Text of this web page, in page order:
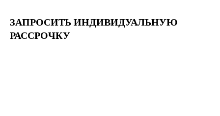
ЗАПРОСИТЬ ИНДИВИДУАЛЬНУЮ
РАССРОЧКУ